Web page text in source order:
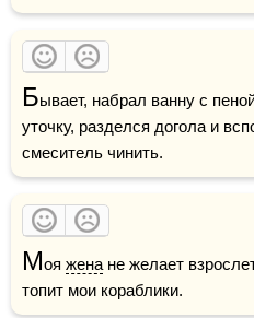
Бывает, набрал ванну с
уточку, разделся догола и
смеситель чинить.
Моя жена не желает
топит мои кораблики.